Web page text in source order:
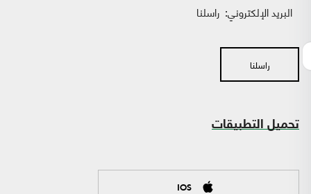
البريد الإلكتروني: راسلنا
راسلنا
تحميل التطبيقات
IOS